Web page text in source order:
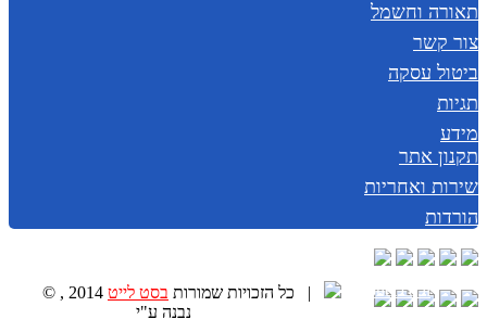
תאורה וחשמל
צור קשר
ביטול עסקה
תגיות
מידע
תקנון אתר
שירות ואחריות
הורדות
© , 2014 כל הזכויות שמורות בסט לייט
|
נבנה ע"י